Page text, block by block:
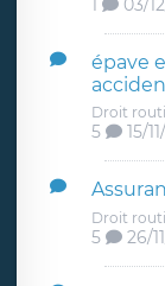
03/
épave
Droit
5 15/
Droit
5 26/